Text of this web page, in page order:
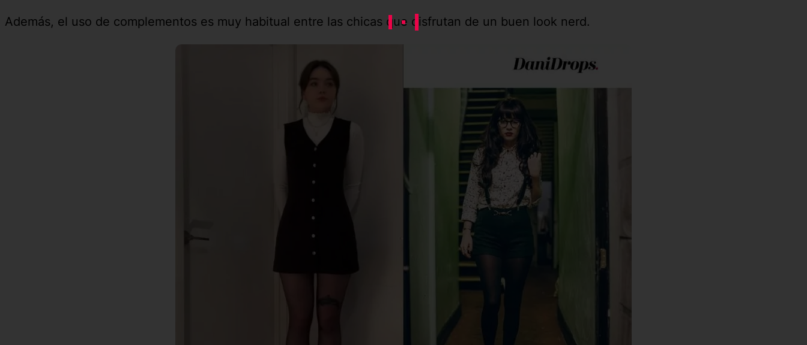
Además, el uso de complementos es muy habitual entre las chicas que disfrutan de un buen look nerd.